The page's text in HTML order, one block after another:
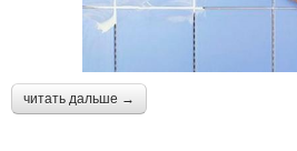
читать дальше →